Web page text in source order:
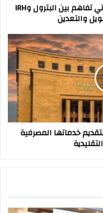
وزير البترول يشهد توقيع مذكرتي تفاهم بين البترول وIRH
والتعدين
خدماتها المصرفية